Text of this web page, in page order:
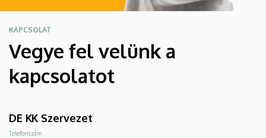
KAPCSOLAT
Vegye fel velünk a
kapcsolatot
DE KK Szervezet
Telefonszám